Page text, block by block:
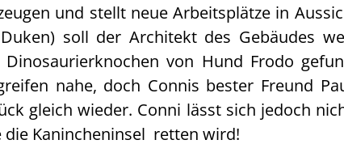
und stellt neue Arbeitsplätze in
soll der Architekt des Gebäudes
von Hund Frodo
nahe, doch Connis bester Freund
gleich wieder. Conni lässt sich jedoch
die Kanincheninsel retten wird!